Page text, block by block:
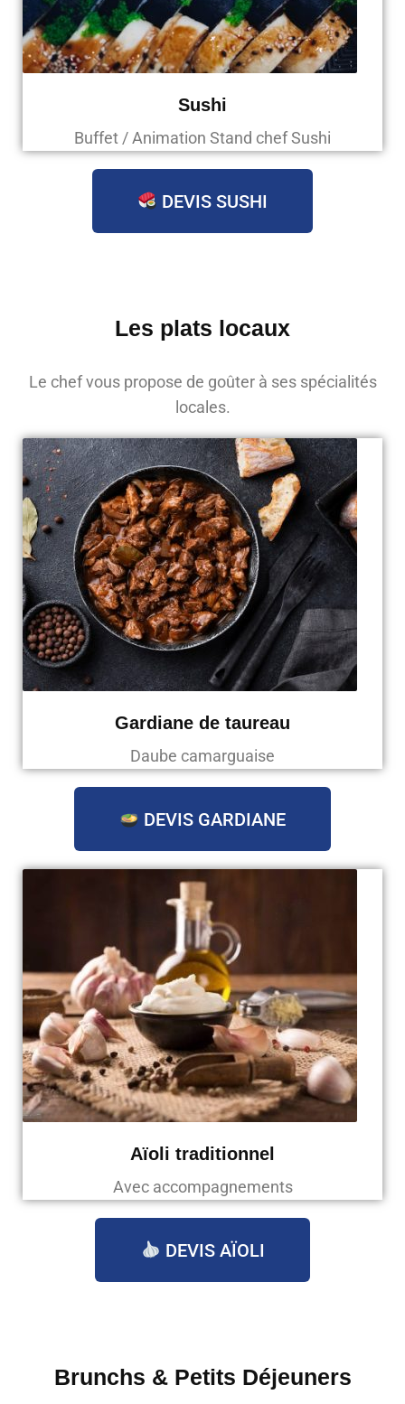
Sushi
Buffet / Animation Stand chef Sushi
DEVIS SUSHI
Les plats locaux
Le chef vous propose de goûter à ses spécialités
locales.
Gardiane de taureau
Daube camarguaise
DEVIS GARDIANE
Aïoli traditionnel
Avec accompagnements
DEVIS AÏOLI
Brunchs & Petits Déjeuners